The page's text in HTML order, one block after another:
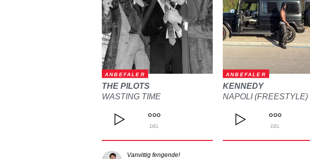
ANBEFALER
THE PILOTS
WASTING TIME
DEL
Vanvittig fengende!
ANBEFALER
KENNEDY
NAPOLI (FREESTYLE)
DEL